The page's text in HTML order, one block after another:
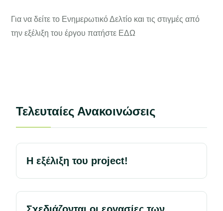
Για να δείτε το Ενημερωτικό Δελτίο και τις στιγμές από
την εξέλιξη του έργου πατήστε ΕΔΩ
Τελευταίες Ανακοινώσεις
Η εξέλιξη του project!